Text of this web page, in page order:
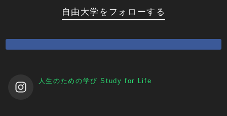
自由大学をフォローする
人生のための学び Study for Life